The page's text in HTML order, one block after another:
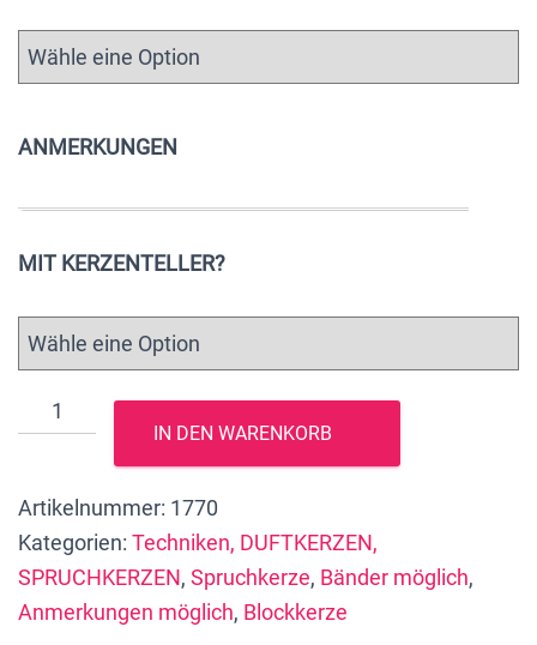
ANMERKUNGEN
MIT KERZENTELLER?
Riesige
NACHHALTIGE
Blockkerze
mit
2
Teelichtern
IN DEN WARENKORB
Artikelnummer: 1770
Kategorien: Techniken, DUFTKERZEN,
SPRUCHKERZEN, Spruchkerze, Bänder möglich,
Anmerkungen möglich, Blockkerze